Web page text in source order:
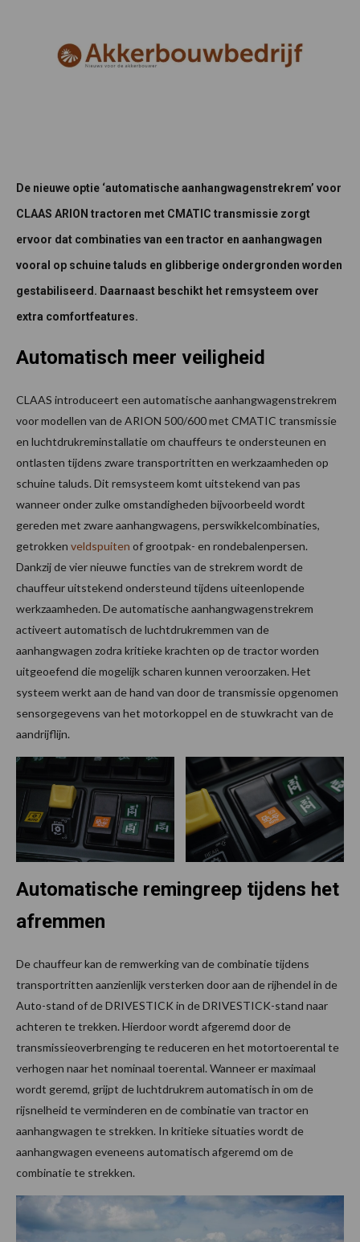
De nieuwe optie ‘automatische aanhangwagenstrekrem’ voor
CLAAS ARION tractoren met CMATIC transmissie zorgt
ervoor dat combinaties van een tractor en aanhangwagen
vooral op schuine taluds en glibberige ondergronden worden
gestabiliseerd. Daarnaast beschikt het remsysteem over
extra comfortfeatures.
Automatisch meer veiligheid
CLAAS introduceert een automatische aanhangwagenstrekrem
voor modellen van de ARION 500/600 met CMATIC transmissie
en luchtdrukreminstallatie om chauffeurs te ondersteunen en
ontlasten tijdens zware transportritten en werkzaamheden op
schuine taluds. Dit remsysteem komt uitstekend van pas
wanneer onder zulke omstandigheden bijvoorbeeld wordt
gereden met zware aanhangwagens, perswikkelcombinaties,
getrokken veldspuiten of grootpak- en rondebalenpersen.
Dankzij de vier nieuwe functies van de strekrem wordt de
chauffeur uitstekend ondersteund tijdens uiteenlopende
werkzaamheden. De automatische aanhangwagenstrekrem
activeert automatisch de luchtdrukremmen van de
aanhangwagen zodra kritieke krachten op de tractor worden
uitgeoefend die mogelijk scharen kunnen veroorzaken. Het
systeem werkt aan de hand van door de transmissie opgenomen
sensorgegevens van het motorkoppel en de stuwkracht van de
aandrijflijn.
Automatische remingreep tijdens het
afremmen
De chauffeur kan de remwerking van de combinatie tijdens
transportritten aanzienlijk versterken door aan de rijhendel in de
Auto-stand of de DRIVESTICK in de DRIVESTICK-stand naar
achteren te trekken. Hierdoor wordt afgeremd door de
transmissieoverbrenging te reduceren en het motortoerental te
verhogen naar het nominaal toerental. Wanneer er maximaal
wordt geremd, grijpt de luchtdrukrem automatisch in om de
rijsnelheid te verminderen en de combinatie van tractor en
aanhangwagen te strekken. In kritieke situaties wordt de
aanhangwagen eveneens automatisch afgeremd om de
combinatie te strekken.